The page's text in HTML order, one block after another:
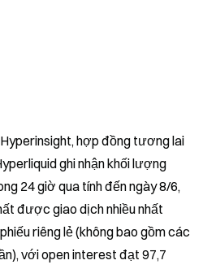
hợp đồng tương lai
ghi nhận khối lượng
24 giờ qua tính đến ngày 8/6,
được giao dịch nhiều nhất
riêng lẻ (không bao gồm các
với open interest đạt 97,7